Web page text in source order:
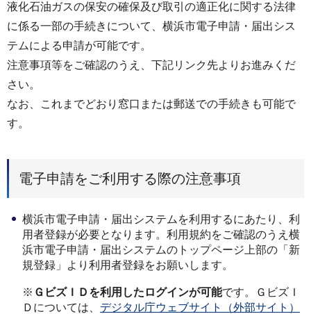
液化石油ガスの保安の確保及び取引の適正化に関する法律
に係る一部の手続きについて、横浜市電子申請・届出シス
テムによる申請が可能です。
注意事項等をご確認のうえ、下記リンク先よりお進みくだ
さい。
なお、これまでどおり窓口または郵送での手続きも可能で
す。
電子申請をご利用する際の注意事項
横浜市電子申請・届出システムを利用するにあたり、利
用者登録が必要となります。利用規約をご確認のうえ横
浜市電子申請・届出システムのトップページ上部の「新
規登録」より利用者登録をお願いします。
※ ＧビズＩＤを利用したログインが可能です。ＧビズＩ
Ｄについては、 デジタル庁ウェブサイト（外部サイト）